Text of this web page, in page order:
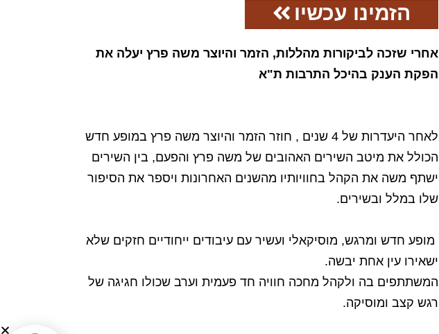
הזמינו עכשיו
אחרי שזכה לביקורות מהללות, הזמר והיוצר משה פרץ יעלה את
הפקת הענק בהיכל התרבות ת"א
לאחר היעדרות של 4 שנים , חוזר הזמר והיוצר משה פרץ במופע חדש
הכולל את מיטב השירים האהובים של משה פרץ והפעם, בין השירים
ישתף משה את הקהל בחוויותיו מהשנים האחרונות ויספר את הסיפור
שלו במלל ובשירים.
מופע חדש ומרגש, מוסיקאלי ועשיר עם עיבודים ייחודיים חזקים שלא
ישאירו עין אחת יבשה.
המשתתפים בה ולקהל מחכה חוויה חד פעמית וערב שכולו חגיגה של
רגש קצב ומוסיקה.